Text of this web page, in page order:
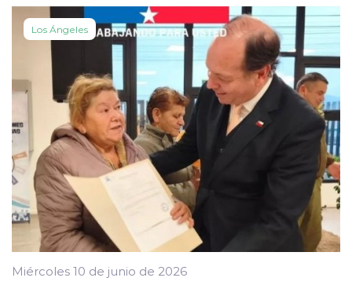
Los Ángeles
Miércoles 10 de junio de 2026